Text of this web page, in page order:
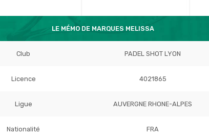
LE MÉMO DE MARQUES MELISSA
Club PADEL SHOT LYON
Licence 4021865
Ligue AUVERGNE RHONE-ALPES
Nationalité FRA